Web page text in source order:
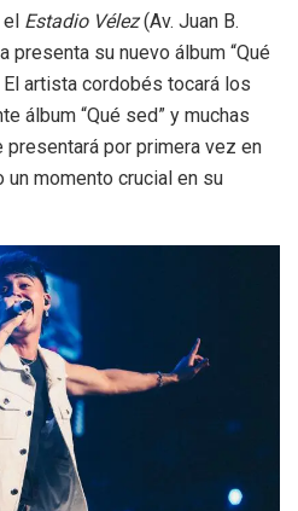
Estadio Vélez(Av. Juan B.
presenta su nuevo álbum “Qué
artista cordobés tocará los
álbum “Qué sed” y muchas
por primera vez en
un momento crucial en su